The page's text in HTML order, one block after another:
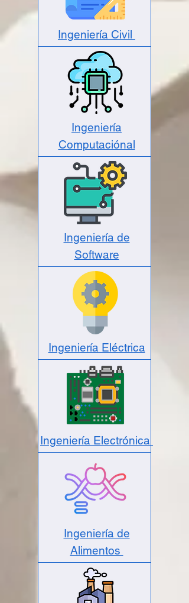
Ingeniería Civil
Ingeniería
Computaciónal
Ingeniería de
Software
Ingeniería Eléctrica
Ingeniería Electrónica
Ingeniería de
Alimentos